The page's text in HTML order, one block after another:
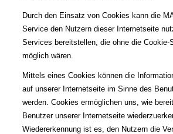
Durch den Einsatz von Cookies kann die
Service den Nutzern dieser Internetseite
Services bereitstellen, die ohne die Cookie-
möglich wären.
Mittels eines Cookies können die
auf unserer Internetseite im Sinne des
werden. Cookies ermöglichen uns, wie
Benutzer unserer Internetseite
Wiedererkennung ist es, den Nutzern die